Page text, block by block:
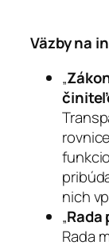
Väzby na
„
nich
„
Rada